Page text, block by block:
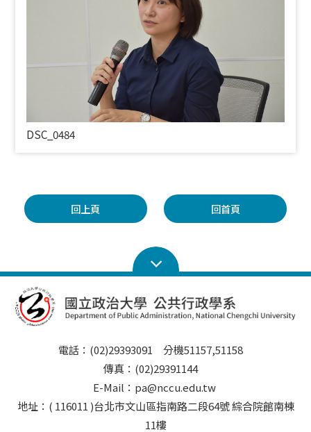
DSC_0484
回上頁 回首頁
電話：(02)29393091 分機51157,51158
傳真：(02)29391144
E-Mail：pa@nccu.edu.tw
地址：( 116011 )台北市文山區指南路二段64號 綜合院館南棟
11樓